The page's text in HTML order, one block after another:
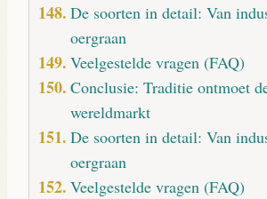
De soorten in detail: Van
oergraan
Veelgestelde vragen (FAQ)
Conclusie: Traditie ontmoet
wereldmarkt
De soorten in detail: Van
oergraan
Veelgestelde vragen (FAQ)